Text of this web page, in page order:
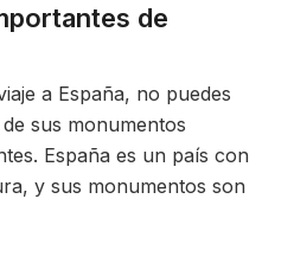
de
a España, no puedes
sus monumentos
España es un país con
y sus monumentos son